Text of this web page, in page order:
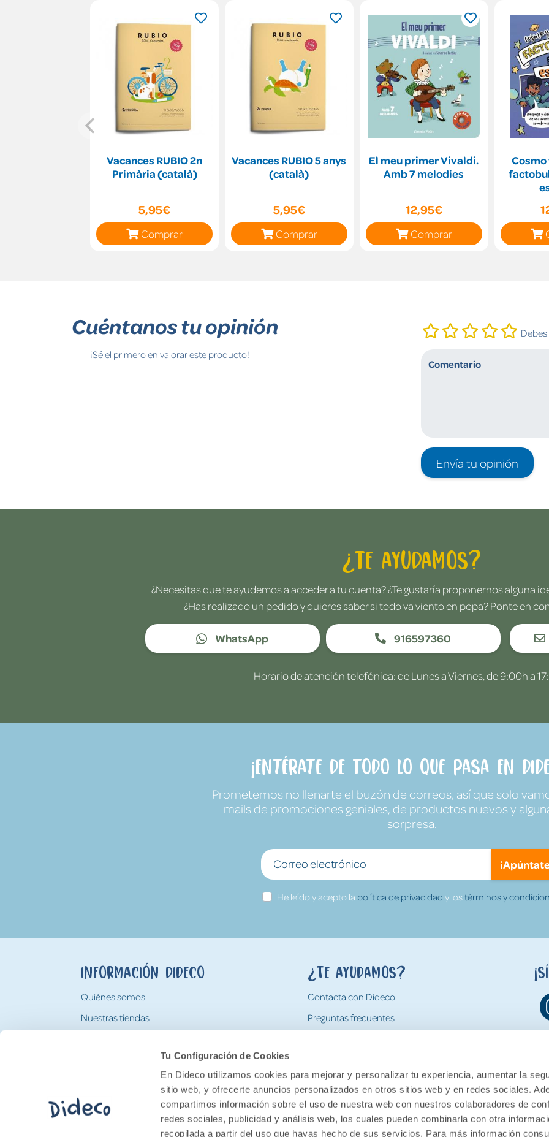
Tu Configuración de Cookies
En Dideco utilizamos cookies para mejorar y personalizar tu experiencia, aumentar la
sitio web, y ofrecerte anuncios personalizados en otros sitios web y en redes sociales.
compartimos información sobre el uso de nuestra web con nuestros colaboradores de
redes sociales, publicidad y análisis web, los cuales pueden combinarla con otra
recopilada a partir del uso que hayas hecho de sus servicios. Para más información
Vacances RUBIO 2n
Primària (català)
5,95€
Comprar
Vacances RUBIO 5 anys
(català)
5,95€
Comprar
El meu primer Vivaldi.
Amb 7 melodies
12,95€
Comprar
Cosmo
Cuéntanos tu opinión
¡Sé el primero en valorar este producto!
Envía tu opinión
¿Te ayudamos?
¿Necesitas que te ayudemos a acceder a tu cuenta? ¿Te gustaría proponernos alguna
¿Has realizado un pedido y quieres saber si todo va viento en popa? Ponte en
WhatsApp 916597360
Horario de atención telefónica: de Lunes a Viernes, de 9:00h a
¡Entérate de todo lo que pasa en
Prometemos no llenarte el buzón de correos, así que solo
mails de promociones geniales, de productos nuevos y
sorpresa.
He leído y acepto la política de privacidad y lostérminos y
Información Dideco
Quiénes somos
Nuestras tiendas
Tarjeta Regalo Dideco
¿Te ayudamos?
Contacta con Dideco
Preguntas frecuentes
Devoluciones